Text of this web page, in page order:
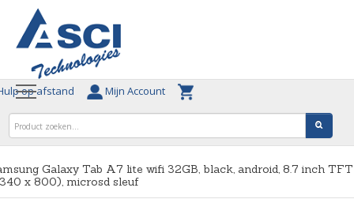
op afstand Mijn Account
Galaxy Tab A7 lite wifi 32GB, black, android, 8.7 inch TFT
x 800), microsd sleuf